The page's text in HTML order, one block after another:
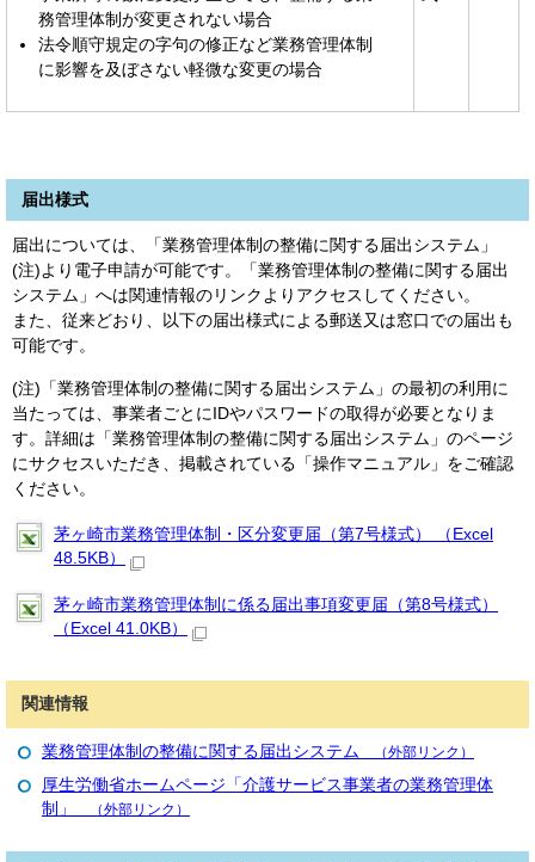
務管理体制が変更されない場合
法令順守規定の字句の修正など業務管理体制
に影響を及ぼさない軽微な変更の場合
届出様式
届出については、「業務管理体制の整備に関する届出システム」
(注)より電子申請が可能です。「業務管理体制の整備に関する届出
システム」へは関連情報のリンクよりアクセスしてください。
また、従来どおり、以下の届出様式による郵送又は窓口での届出も
可能です。
(注)「業務管理体制の整備に関する届出システム」の最初の利用に
当たっては、事業者ごとにIDやパスワードの取得が必要となりま
す。詳細は「業務管理体制の整備に関する届出システム」のページ
にサクセスいただき、掲載されている「操作マニュアル」をご確認
ください。
茅ヶ崎市業務管理体制・区分変更届（第7号様式） （Excel
48.5KB）
茅ヶ崎市業務管理体制に係る届出事項変更届（第8号様式）
（Excel 41.0KB）
関連情報
業務管理体制の整備に関する届出システム （外部リンク）
厚生労働省ホームページ「介護サービス事業者の業務管理体
制」
（外部リンク）